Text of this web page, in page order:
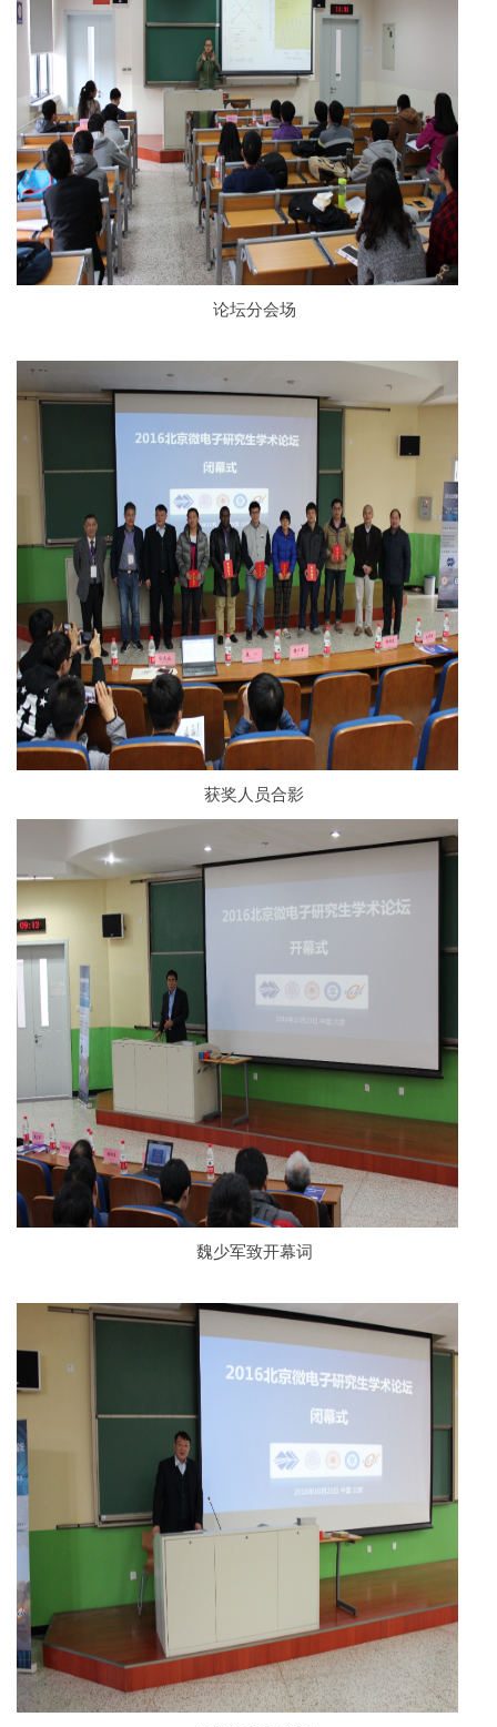
论坛分会场
获奖人员合影
魏少军致开幕词